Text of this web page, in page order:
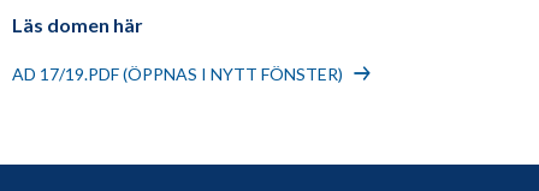
Läs domen här
AD 17/19.PDF (ÖPPNAS I NYTT FÖNSTER)